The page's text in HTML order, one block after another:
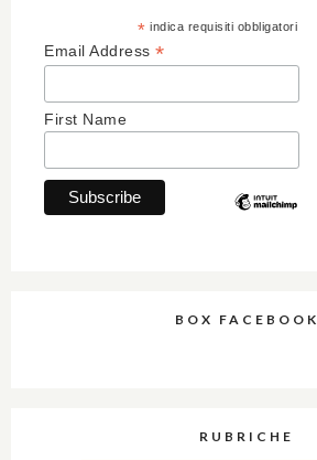
* indica requisiti obbligatori
Email Address *
First Name
BOX FACEBOOK
RUBRICHE